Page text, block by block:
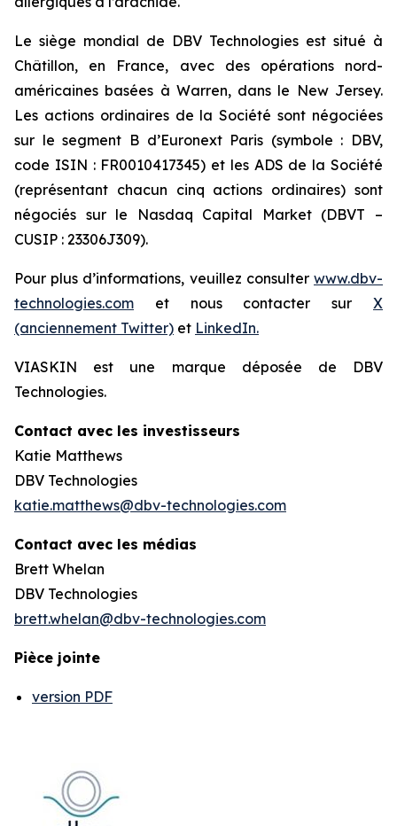
Le siège mondial de DBV Technologies est situé à
Châtillon, en France, avec des opérations nord-
américaines basées à Warren, dans le New Jersey.
Les actions ordinaires de la Société sont négociées
sur le segment B d’Euronext Paris (symbole : DBV,
code ISIN : FR0010417345) et les ADS de la Société
(représentant chacun cinq actions ordinaires) sont
négociés sur le Nasdaq Capital Market (DBVT –
CUSIP : 23306J309).
Pour plus d’informations, veuillez consulter www.dbv-
technologies.com et nous contacter sur X
(anciennement Twitter) et LinkedIn.
VIASKIN est une marque déposée de DBV
Technologies.
Contact avec les investisseurs
Katie Matthews
DBV Technologies
katie.matthews@dbv-technologies.com
Contact avec les médias
Brett Whelan
DBV Technologies
brett.whelan@dbv-technologies.com
Pièce jointe
version PDF